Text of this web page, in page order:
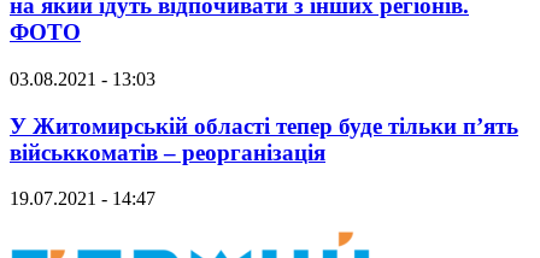
на який їдуть відпочивати з інших регіонів.
ФОТО
03.08.2021 - 13:03
У Житомирській області тепер буде тільки п’ять
військкоматів – реорганізація
19.07.2021 - 14:47